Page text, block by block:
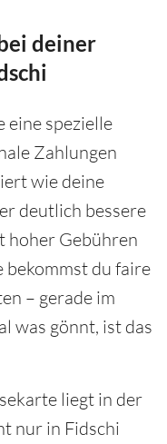
deiner
eine spezielle
Zahlungen
wie deine
deutlich bessere
hoher Gebühren
bekommst du faire
– gerade im
was gönnt, ist das
liegt in der
nur in Fidschi